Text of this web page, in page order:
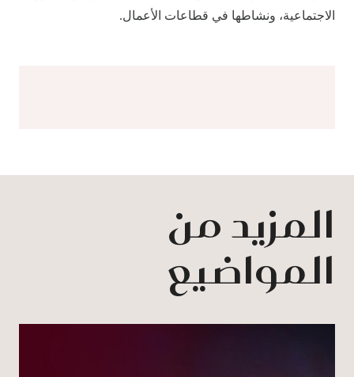
الاجتماعية، ونشاطها في قطاعات الأعمال.
المزيد من
المواضيع